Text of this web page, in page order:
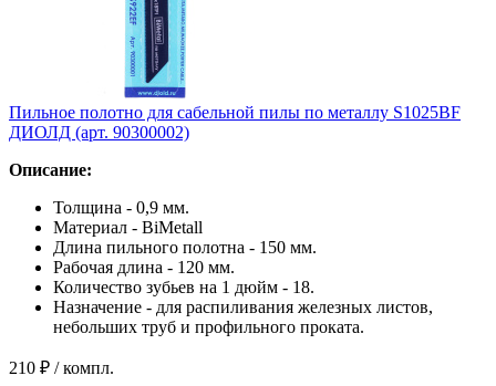
Пильное полотно для сабельной пилы по металлу S1025BF
ДИОЛД (арт. 90300002)
Описание:
Толщина - 0,9 мм.
Материал - BiMetall
Длина пильного полотна - 150 мм.
Рабочая длина - 120 мм.
Количество зубьев на 1 дюйм - 18.
Назначение - для распиливания железных листов,
небольших труб и профильного проката.
210 ₽ / компл.